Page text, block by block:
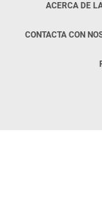
ACERCA DE
CONTACTA CON